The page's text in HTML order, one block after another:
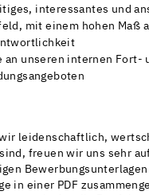
interessantes und
mit einem hohen Maß
an unseren internen Fort-
leidenschaftlich,
freuen wir uns sehr
in einer PDF